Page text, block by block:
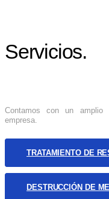
Servicios.
Contamos con un
empresa.
TRATAMIENTO DE
DESTRUCCIÓN DE